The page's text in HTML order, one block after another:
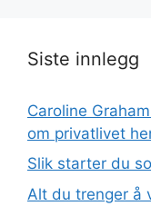
Siste innlegg
Caroline
om privatlivet
Slik starter du
Alt du trenger å